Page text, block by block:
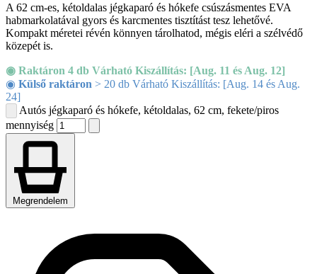
A 62 cm-es, kétoldalas jégkaparó és hókefe csúszásmentes EVA
habmarkolatával gyors és karcmentes tisztítást tesz lehetővé.
Kompakt méretei révén könnyen tárolhatod, mégis eléri a szélvédő
közepét is.
◉ Raktáron 4 db Várható Kiszállítás: [Aug. 11 és Aug. 12]
◉ Külső raktáron > 20 db Várható Kiszállítás: [Aug. 14 és Aug.
24]
Autós jégkaparó és hókefe, kétoldalas, 62 cm, fekete/piros
mennyiség
Megrendelem